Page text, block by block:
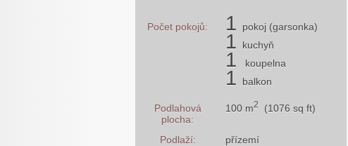
Počet pokojů: 1 pokoj (garsonka)
1 kuchyň
1 koupelna
1 balkon
Podlahová
plocha:
100 m2 (1076 sq ft)
Podlaží: přízemí